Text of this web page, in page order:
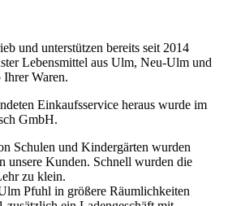
und unterstützen bereits seit 2014
Lebensmittel aus Ulm, Neu-Ulm und
Waren.
Einkaufsservice heraus wurde im
GmbH.
Schulen und Kindergärten wurden
unsere Kunden. Schnell wurden die
zu klein.
Pfuhl in größere Räumlichkeiten